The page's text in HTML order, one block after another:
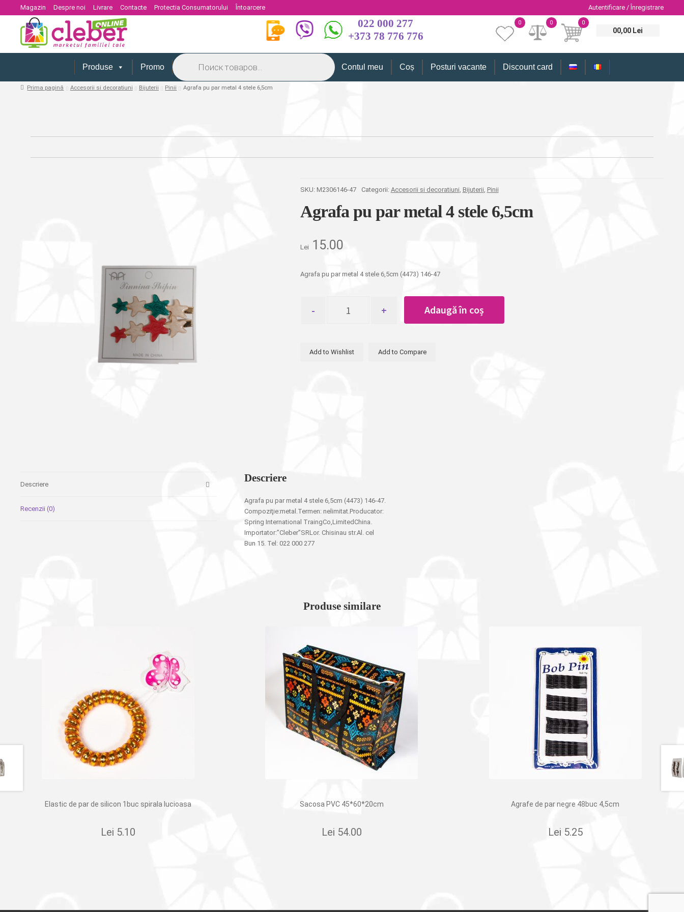
Magazin Despre noi Livrare Contacte Protectia Consumatorului Întoarcere Autentificare / Înregistrare
022 000 277
+373 78 776 776
0
00,00 Lei
0
0
Produse Promo
Products
search
Contul meu Coș Posturi vacante Discount card
Prima pagină Accesorii si decoratiuni Bijuterii Pinii Agrafa pu par metal 4 stele 6,5cm
SKU: M2306146-47 Categorii: Accesorii si decoratiuni, Bijuterii, Pinii
Agrafa pu par metal 4 stele 6,5cm
Lei 15.00
Agrafa pu par metal 4 stele 6,5cm (4473) 146-47
Agrafa
Adaugă în coș
Add to Wishlist Add to Compare
Descriere
Recenzii (0)
Descriere
Agrafa pu par metal 4 stele 6,5cm (4473) 146-47.
Compoziţie:metal.Termen: nelimitat.Producator:
Spring International TraingCo,LimitedChina.
Importator:”Cleber”SRLor. Chisinau str.Al. cel
Bun 15. Tel: 022 000 277
Produse similare
Elastic de par de silicon 1buc spirala lucioasa
Lei 5.10
Sacosa PVC 45*60*20cm
Lei 54.00
Agrafe de par negre 48buc 4,5cm
Lei 5.25